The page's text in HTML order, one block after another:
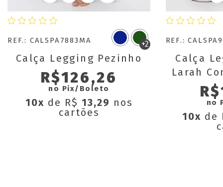
REF.: CALSPA7883MA +2
Calça Legging Pezinho
R$126,26
no Pix/Boleto
10x de R$ 13,29 nos
cartões
REF.:
Calça
Larah
no
10x de